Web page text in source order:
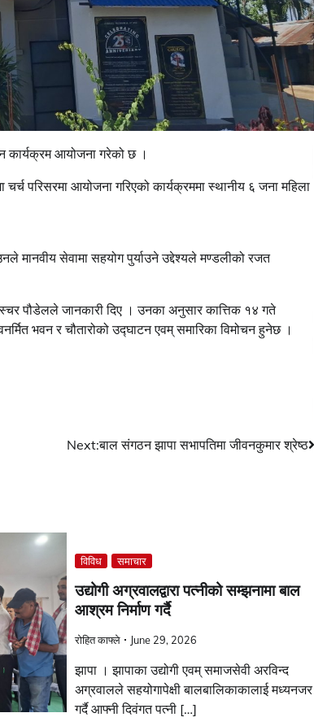
कार्यक्रम आयोजना गरेको छ ।
परिसरमा आयोजना गरिएको कार्यक्रममा स्थानीय ६ जना महिला
मानवीय सेवामा सहयोग पुर्याउने उद्देश्यले मण्डलीको रजत
पौडेलले जानकारी दिए । उनका अनुसार कात्तिक १४ गते
भवन र चौतारोको उद्घाटन एवम् समारिका विमोचन हुनेछ ।
Next:बाल संगठन झापा सभापतिमा जीवनकुमार श्रेष्ठ
विविध समाचार
उद्योगी अग्रवालद्वारा पत्नीको सम्झनामा बाल
आश्रम निर्माण गर्दै
रोहित काफ्ले June 29, 2026
झापा । झापाका उद्योगी एवम् समाजसेवी अरविन्द
अग्रवालले सहयोगापेक्षी बालबालिकाकालाई मध्यनजर
गर्दै आफ्नी दिवंगत पत्नी […]